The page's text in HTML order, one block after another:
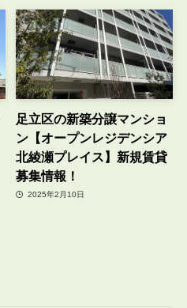
足立区の新築分譲マンショ
ン【オープンレジデンシア
北綾瀬プレイス】新規賃貸
募集情報！
2025年2月10日